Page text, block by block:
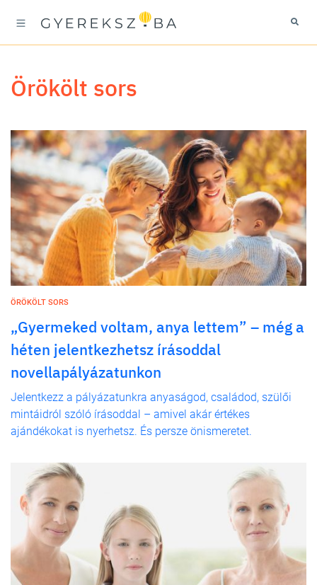
örökölt sors
ÖRÖKÖLT SORS
„Gyermeked voltam, anya lettem” – még a
héten jelentkezhetsz írásoddal
novellapályázatunkon
Jelentkezz a pályázatunkra anyaságod, családod, szülői
mintáidról szóló írásoddal – amivel akár értékes
ajándékokat is nyerhetsz. És persze önismeretet.